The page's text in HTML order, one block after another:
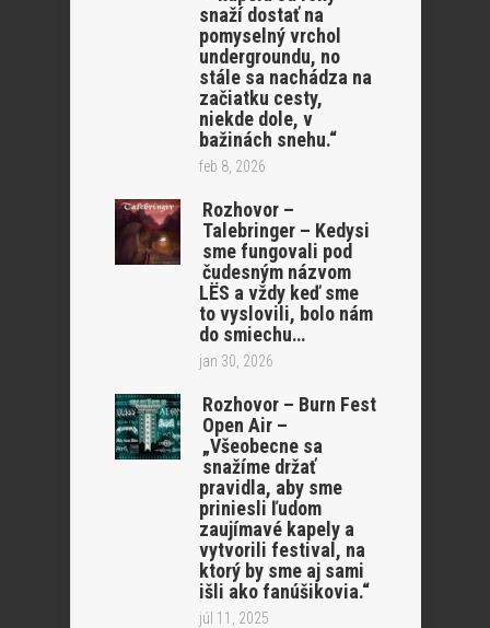
snaží dostať na
pomyselný vrchol
undergroundu, no
stále sa nachádza na
začiatku cesty,
niekde dole, v
bažinách snehu.“
feb 8, 2026
Rozhovor –
Talebringer – Kedysi
sme fungovali pod
čudesným názvom
LËS a vždy keď sme
to vyslovili, bolo nám
do smiechu…
jan 30, 2026
Rozhovor – Burn Fest
Open Air –
„Všeobecne sa
snažíme držať
pravidla, aby sme
priniesli ľudom
zaujímavé kapely a
vytvorili festival, na
ktorý by sme aj sami
išli ako fanúšikovia.“
júl 11, 2025